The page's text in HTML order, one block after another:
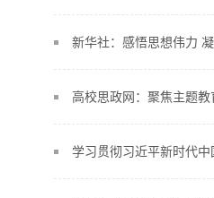
新华社：感悟思想伟力
高校思政网：聚焦主题
学习贯彻习近平新时代